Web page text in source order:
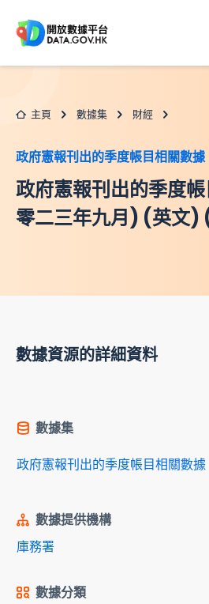
主頁 數據集 財經
政府憲報刊出的季度帳目相關數據
政府憲報刊出的季度
零二三年九月) (英文)
數據資源的詳細資料
數據集
政府憲報刊出的季度帳目相關數據
數據提供機構
庫務署
數據分類